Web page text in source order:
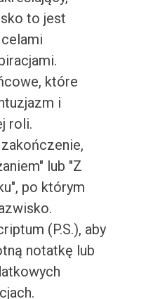
to jest
które
i
roli.
lub "Z
po którym
(P.S.), aby
notatkę lub